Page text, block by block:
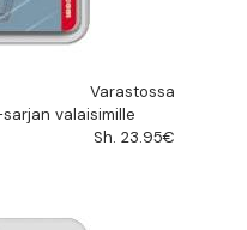
Varastossa
valaisimille
Sh. 23.95€